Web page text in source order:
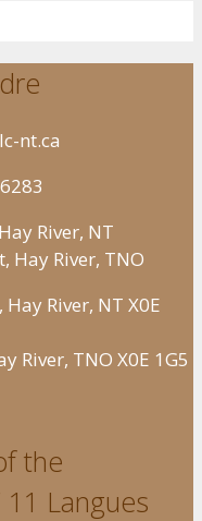
nt.ca
River, NT
Hay River, TNO
Hay River, NT X0E
River, TNO X0E 1G5
the
Langues